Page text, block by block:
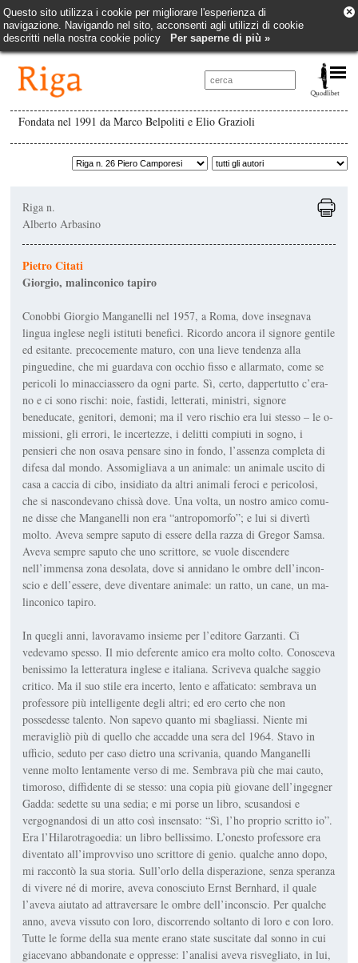
Questo sito utilizza i cookie per migliorare l'esperienza di
navigazione. Navigando nel sito, acconsenti agli utilizzi di cookie
descritti nella nostra cookie policy
Per saperne di più »
×
Fondata nel 1991 da Marco Belpoliti e Elio Grazioli
Riga n.
Alberto Arbasino
Pietro Citati
Giorgio, malinconico tapiro
Conobbi Giorgio Man­ganelli nel 1957, a Roma, dove insegnava
lingua inglese negli istituti benefici. Ricordo ancora il signore gentile
ed esi­tante. precocemente maturo, con una lieve tendenza alla
pinguedine, che mi guardava con occhio fisso e allarmato, come se
pericoli lo minacciassero da ogni parte. Sì, certo, dappertutto c’era­
no e ci sono rischi: noie, fastidi, letterati, ministri, signore
beneducate, genitori, demoni; ma il vero rischio era lui stesso – le o­
missioni, gli errori, le incertezze, i delitti compiuti in sogno, i
pensie­ri che non osava pensare sino in fondo, l’assenza completa di
dife­sa dal mondo. Assomigliava a un animale: un animale uscito di
casa a caccia di cibo, insidiato da altri animali feroci e pericolosi,
che si nascondevano chissà dove. Una volta, un nostro amico comu­
ne disse che Manganelli non era “antropomorfo”; e lui si divertì
molto. Aveva sempre saputo di es­sere della razza di Gregor Samsa.
Aveva sempre saputo che uno scrittore, se vuole discendere
nell’immensa zona desolata, dove si annidano le ombre dell’incon­
scio e dell’essere, deve diventare animale: un ratto, un cane, un ma­
linconico tapiro.
In quegli anni, lavoravamo insieme per l’editore Garzanti. Ci
vedevamo spesso. Il mio deferente amico era molto colto. Cono­sceva
benissimo la letteratura in­glese e italiana. Scriveva qualche saggio
critico. Ma il suo stile era incerto, lento e affaticato: sem­brava un
professore più intelli­gente degli altri; ed ero certo che non
possedesse talento. Non sa­pevo quanto mi sbagliassi. Niente mi
meravigliò più di quello che accadde una sera del 1964. Stavo in
ufficio, seduto per caso dietro una scrivania, quando Manganel­li
venne molto lentamente verso di me. Sembrava più che mai cau­to,
timoroso, diffidente di se stes­so: una copia più giovane dell’in­gegner
Gadda: sedette su una sedia; e mi porse un libro, scusando­si e
vergognandosi di un atto così insensato: “Sì, l’ho proprio scritto io”.
Era l’Hilarotragoedia: un libro bellissimo. L’onesto pro­fessore era
diventato all’improv­viso uno scrittore di genio. qualche anno dopo,
mi raccontò la sua storia. Sull’orlo della dispera­zione, senza speranza
di vivere né di morire, aveva conosciuto Ernst Bernhard, il quale
l’aveva aiutato ad attraversare le ombre dell’inconscio. Per qualche
anno, aveva vissuto con loro, discorren­do soltanto di loro e con loro.
Tut­te le forme della sua mente erano state suscitate dal sonno in cui
giacevano abbandonate e oppresse: l’analisi aveva risvegliato, in lui,